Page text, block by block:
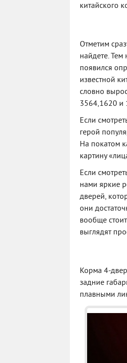
китайского
Отметим
найдете.
появился
известной
словно
3564,1620 и
Если
герой
На покатом
картину
Если
нами яркие
дверей,
они
вообще
выглядят
Корма 4-
задние
плавными